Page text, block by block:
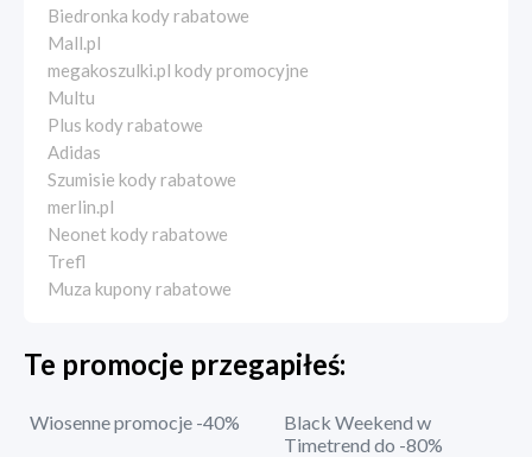
Biedronka kody rabatowe
Mall.pl
megakoszulki.pl kody promocyjne
Multu
Plus kody rabatowe
Adidas
Szumisie kody rabatowe
merlin.pl
Neonet kody rabatowe
Trefl
Muza kupony rabatowe
Te promocje przegapiłeś:
Wiosenne promocje -40%
Black Weekend w
Timetrend do -80%